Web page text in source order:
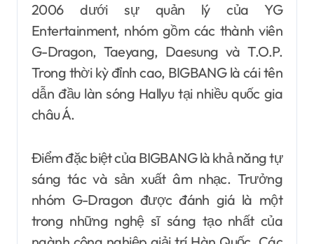
2006 dưới sự quản lý của YG
Entertainment, nhóm gồm các thành viên
G-Dragon, Taeyang, Daesung và T.O.P.
Trong thời kỳ đỉnh cao, BIGBANG là cái tên
dẫn đầu làn sóng Hallyu tại nhiều quốc gia
châu Á.
Điểm đặc biệt của BIGBANG là khả năng tự
sáng tác và sản xuất âm nhạc. Trưởng
nhóm G-Dragon được đánh giá là một
trong những nghệ sĩ sáng tạo nhất của